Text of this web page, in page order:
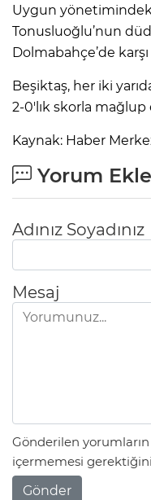
Uygun
Tonusluoğlu’nun
Dolmabahçe’de
Beşiktaş, her iki
2-0'lık skorla mağlup
Kaynak: Haber
Yorum Ekle
Adınız Soyadınız
Mesaj
Gönderilen
içermemesi gerektiğini
Gönder